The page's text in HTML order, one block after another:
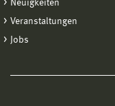
Neuigkeiten
Veranstaltungen
Jobs